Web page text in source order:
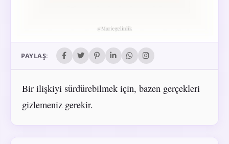
PAYLAŞ:
Bir ilişkiyi sürdürebilmek için, bazen gerçekleri
gizlemeniz gerekir.